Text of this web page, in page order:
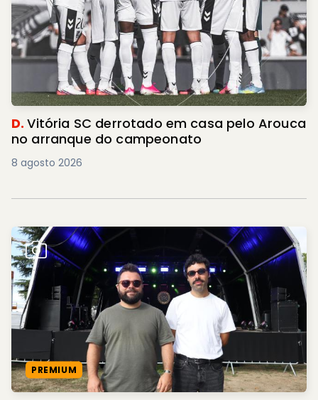
D.Vitória SC derrotado em casa pelo Arouca
no arranque do campeonato
8 agosto 2026
PREMIUM